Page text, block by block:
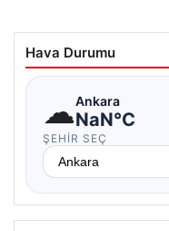
Hava Durumu
☁Ankara
NaN°C
ŞEHIR SEÇ